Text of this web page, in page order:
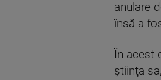
anulare
însă a
În acest
ştiinţa